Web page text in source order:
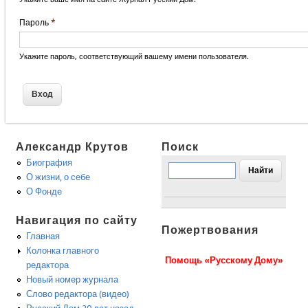
Пароль *
Укажите пароль, соответствующий вашему имени пользователя.
Александр Крутов
Биография
О жизни, о себе
О Фонде
Навигация по сайту
Главная
Колонка главного
редактора
Новый номер журнала
Слово редактора (видео)
Поиск
Пожертвования
Помощь «Русскому Дому»